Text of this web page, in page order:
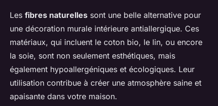
Les fibres naturelles sont une belle alternative pour
une décoration murale intérieure antiallergique. Ces
matériaux, qui incluent le coton bio, le lin, ou encore
la soie, sont non seulement esthétiques, mais
également hypoallergéniques et écologiques. Leur
utilisation contribue à créer une atmosphère saine et
apaisante dans votre maison.